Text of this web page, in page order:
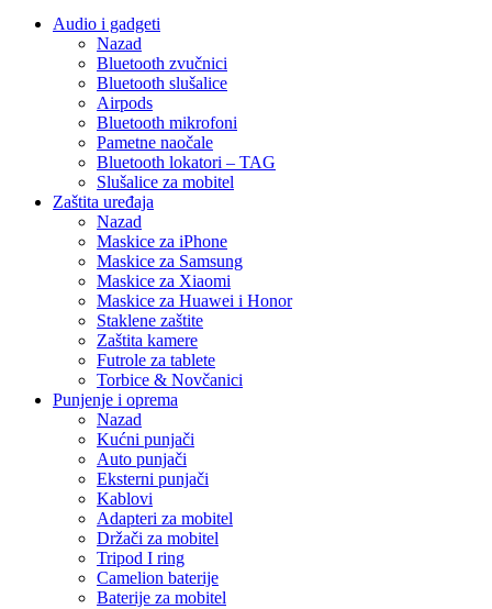
Audio i gadgeti
Nazad
Bluetooth zvučnici
Bluetooth slušalice
Airpods
Bluetooth mikrofoni
Pametne naočale
Bluetooth lokatori – TAG
Slušalice za mobitel
Zaštita uređaja
Nazad
Maskice za iPhone
Maskice za Samsung
Maskice za Xiaomi
Maskice za Huawei i Honor
Staklene zaštite
Zaštita kamere
Futrole za tablete
Torbice & Novčanici
Punjenje i oprema
Nazad
Kućni punjači
Auto punjači
Eksterni punjači
Kablovi
Adapteri za mobitel
Držači za mobitel
Tripod I ring
Camelion baterije
Baterije za mobitel